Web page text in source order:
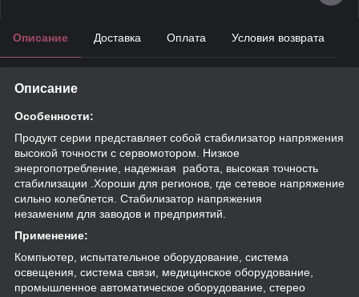
Описание Доставка Оплата Условия возврата
Описание
Особенности:
Продукт серии представляет собой стабилизатор напряжения
высокой точности с сервомотором. Низкое
энергопотребление, надежная работа, высокая точность
стабилизации .Хороши для регионов, где сетевое напряжение
сильно колеблется. Стабилизатор напряжения
незаменим для заводов и предприятий.
Применение:
Компьютер, испытательное оборудование, система
освещения, система связи, медицинское оборудование,
промышленное автоматическое оборудование, стерео